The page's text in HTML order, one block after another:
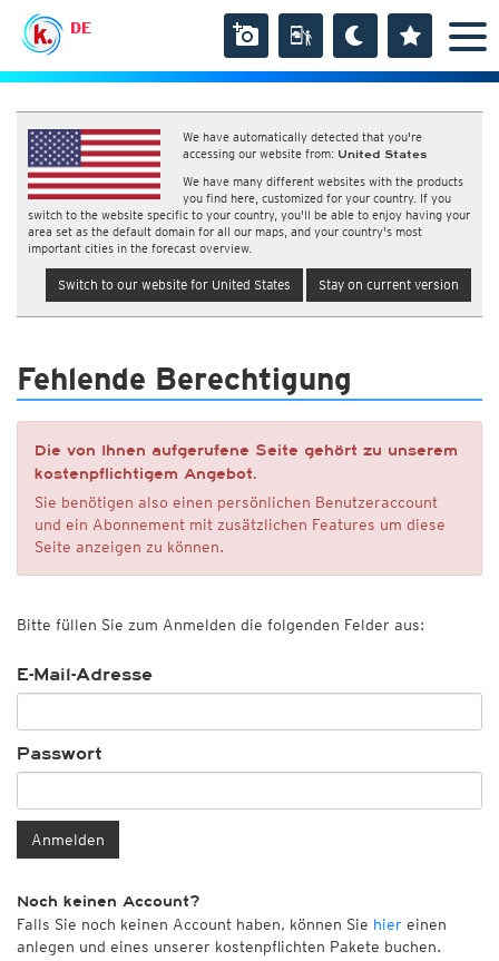
DE
We have automatically detected that you're
accessing our website from: United States
We have many different websites with the products
you find here, customized for your country. If you
switch to the website specific to your country, you'll be able to enjoy having your
area set as the default domain for all our maps, and your country's most
important cities in the forecast overview.
Switch to our website for United States Stay on current version
Fehlende Berechtigung
Die von Ihnen aufgerufene Seite gehört zu unserem
kostenpflichtigem Angebot.
Sie benötigen also einen persönlichen Benutzeraccount
und ein Abonnement mit zusätzlichen Features um diese
Seite anzeigen zu können.
Bitte füllen Sie zum Anmelden die folgenden Felder aus:
E-Mail-Adresse
Passwort
Anmelden
Noch keinen Account?
Falls Sie noch keinen Account haben, können Sie hier einen
anlegen und eines unserer kostenpflichten Pakete buchen.